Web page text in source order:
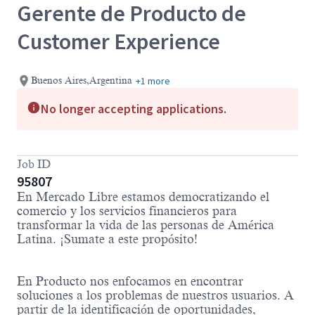
Gerente de Producto de
Customer Experience
Buenos Aires,Argentina +1 more
No longer accepting applications.
Job ID
95807
En Mercado Libre estamos democratizando el
comercio y los servicios financieros para
transformar la vida de las personas de América
Latina. ¡Sumate a este propósito!
En Producto nos enfocamos en encontrar
soluciones a los problemas de nuestros usuarios. A
partir de la identificación de oportunidades,